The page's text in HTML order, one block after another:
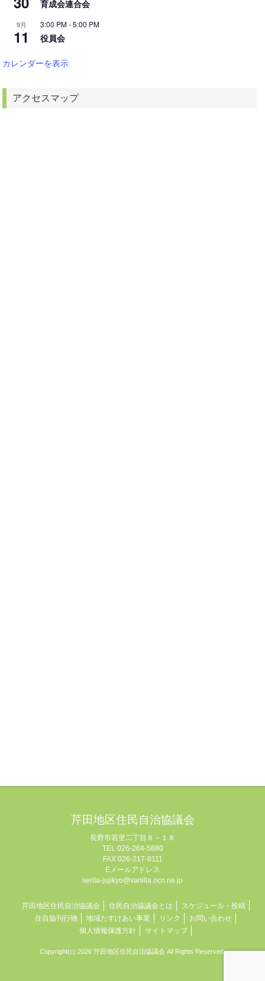
育成会連合会
9月
11
3:00 PM-5:00 PM
役員会
カレンダーを表示
アクセスマップ
芹田地区住民自治協議会
長野市若里二丁目８－１８
TEL 026-264-5880
FAX 026-217-8111
Eメールアドレス
serita-jujikyo@vanilla.ocn.ne.jp
芹田地区住民自治協議会 住民自治協議会とは
スケジュール・投稿
住自協刊行物
地域たすけあい事業 リンク
お問い合わせ
個人情報保護方針
サイトマップ
Copyright(c) 2026 芹田地区住民自治協議会 All Rights Reserved.